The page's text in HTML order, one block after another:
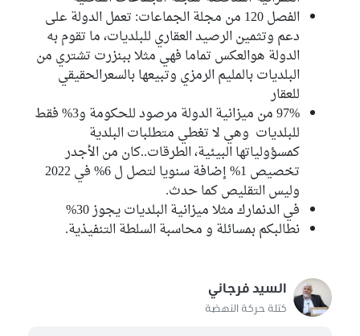
الفصل 120 من مجلة الجماعات: تعمل الدولة على
دعم وتثمين الرصيد العقاري للبلديات، ما تقوم به
الدولة هوالعكس تماما فهي مثلا ببنزرت تشتري من
البلديات بالمليم الرمزي وتبيعها بالسعرالحقيقي
للعقار
97% من ميزانية الدولة مرصود للحكومة و3% فقط
للبلديات وهي لا تغطي متطلبات البلدية
كمسؤولياتها البيئية، الطرقات..كان من الأجدر
تخصيص 1% إضافة سنويا لتصل ل 6% في 2022
وليس التقليص كما حدث.
في الدنمارك مثلا ميزانية البلديات يجوز 30%
نطالبكم بمسائلة و محاسبة السلطة التنفيذية.
السيد فرجاني
كتلة حركة النهضة